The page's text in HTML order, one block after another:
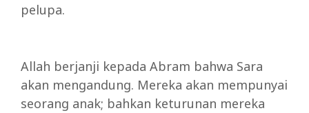
pelupa.
Allah berjanji kepada Abram bahwa Sara
akan mengandung. Mereka akan mempunyai
seorang anak; bahkan keturunan mereka